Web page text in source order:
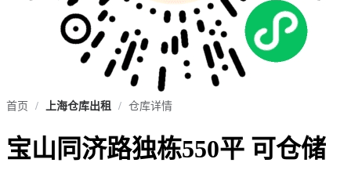
首页 / 上海仓库出租 / 仓库详情
宝山同济路独栋550平 可仓储